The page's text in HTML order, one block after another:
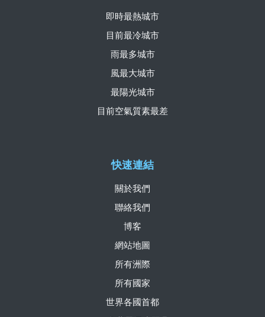
快速連結
關於我們
聯絡我們
博客
網站地圖
所有洲際
所有國家
世界各國首都
即時最熱城市
目前最冷城市
雨最多城市
風最大城市
最陽光城市
目前空氣質素最差